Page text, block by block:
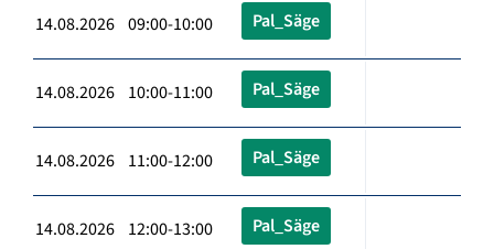
14.08.2026 09:00-10:00 Pal_Säge
14.08.2026 10:00-11:00 Pal_Säge
14.08.2026 11:00-12:00 Pal_Säge
14.08.2026 12:00-13:00 Pal_Säge